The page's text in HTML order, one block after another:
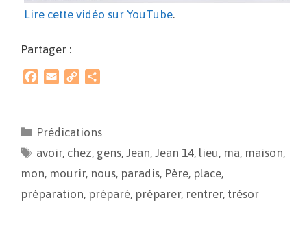
Lire cette vidéo sur YouTube.
Partager :
b
o
l
L
i
n
a
g
Prédications
avoir, chez, gens,Jean,Jean 14, lieu, ma, maison,
mon, mourir, nous, paradis, Père, place,
préparation, préparé, préparer, rentrer, trésor